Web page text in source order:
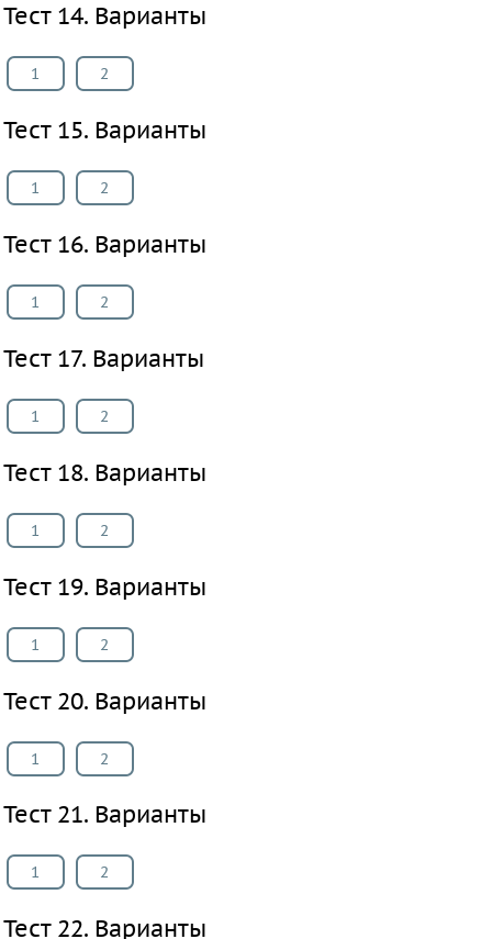
Тест 14. Варианты
1 2
Тест 15. Варианты
1 2
Тест 16. Варианты
1 2
Тест 17. Варианты
1 2
Тест 18. Варианты
1 2
Тест 19. Варианты
1 2
Тест 20. Варианты
1 2
Тест 21. Варианты
1 2
Тест 22. Варианты